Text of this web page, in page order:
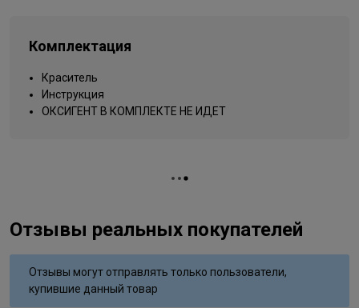
Isomethyl Ionone;Butylphenyl
Aminophenol;N,N-Bis (2-Hydroxyethyl)-p-Phenylenediamine
Sulfate;Sodium Hydrosulfate;Tetrasodium EDTA
Комплектация
Краситель
Инструкция
ОКСИГЕНТ В КОМПЛЕКТЕ НЕ ИДЕТ
Отзывы реальных покупателей
Отзывы могут отправлять только пользователи,
купившие данный товар